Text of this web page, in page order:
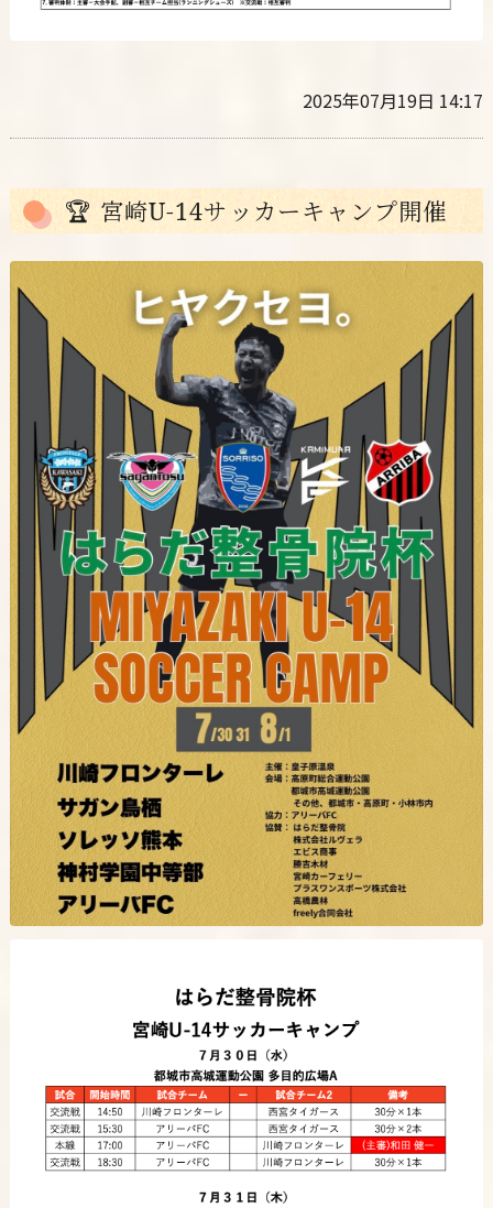
2025年07月19日 14:17
🏆 宮崎U-14サッカーキャンプ開催